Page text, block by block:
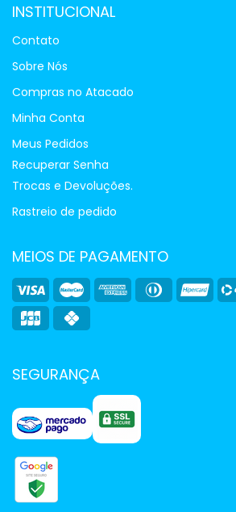
INSTITUCIONAL
Contato
Sobre Nós
Compras no Atacado
Minha Conta
Meus Pedidos
Recuperar Senha
Trocas e Devoluções.
Rastreio de pedido
MEIOS DE PAGAMENTO
SEGURANÇA